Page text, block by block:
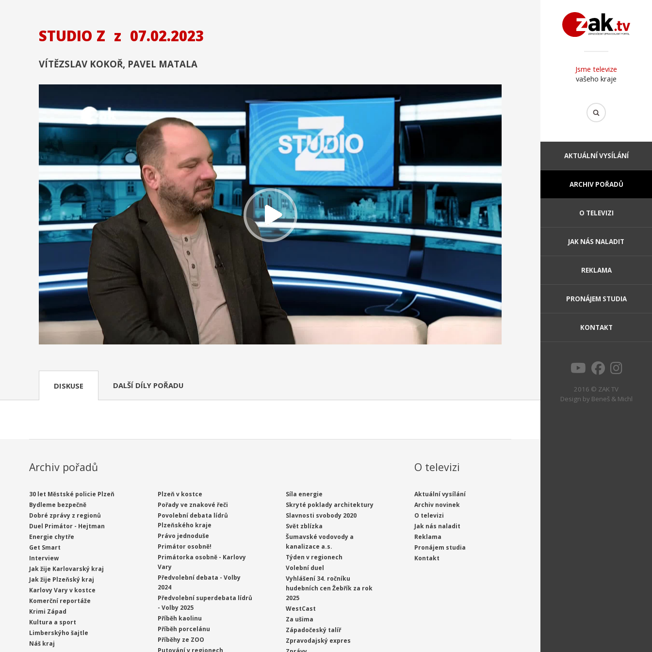
Jsme televize
vašeho kraje
AKTUÁLNÍ VYSÍLÁNÍ
ARCHIV POŘADŮ
O TELEVIZI
JAK NÁS NALADIT
REKLAMA
PRONÁJEM STUDIA
KONTAKT
2016 © ZAK TV
Design by Beneš & Michl
STUDIO Z z 07.02.2023
VÍTĚZSLAV KOKOŘ, PAVEL MATALA
DISKUSE DALŠÍ DÍLY POŘADU
Archiv pořadů
30 let Městské policie Plzeň
Bydleme bezpečně
Dobré zprávy z regionů
Duel Primátor - Hejtman
Energie chytře
Get Smart
Interview
Jak žije Karlovarský kraj
Jak žije Plzeňský kraj
Karlovy Vary v kostce
Komerční reportáže
Krimi Západ
Kultura a sport
Limberskýho šajtle
Náš kraj
Plzeň v kostce
Pořady ve znakové řeči
Povolební debata lídrů
Plzeňského kraje
Právo jednoduše
Primátor osobně!
Primátorka osobně - Karlovy
Vary
Předvolební debata - Volby
2024
Předvolební superdebata lídrů
- Volby 2025
Příběh kaolinu
Příběh porcelánu
Příběhy ze ZOO
Síla energie
Skryté poklady architektury
Slavnosti svobody 2020
Svět zblízka
Šumavské vodovody a
kanalizace a.s.
Týden v regionech
Volební duel
Vyhlášení 34. ročníku
hudebních cen Žebřík za rok
2025
WestCast
Za ušima
Západočeský talíř
Zpravodajský expres
O televizi
Aktuální vysílání
Archiv novinek
O televizi
Jak nás naladit
Reklama
Pronájem studia
Kontakt